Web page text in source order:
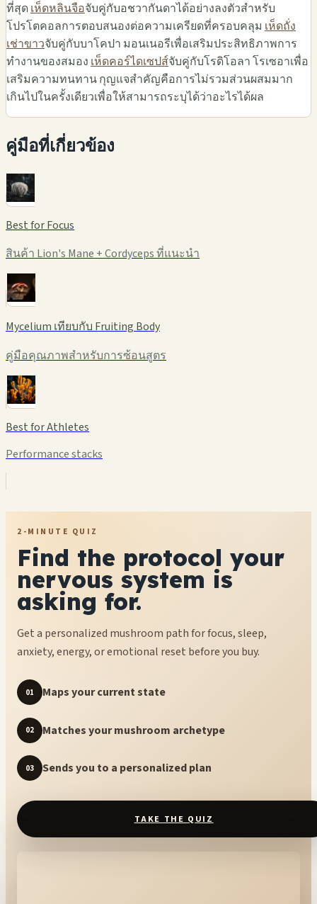
ที่สุดเห็ดหลินจือจับคู่กับอชวากันดาได้อย่างลงตัวสำหรับ
โปรโตคอลการตอบสนองต่อความเครียดที่ครอบคลุม เห็ดถั่ง
เช่าขาวจับคู่กับบาโคปา มอนเนอรีเพื่อเสริมประสิทธิภาพการ
ทำงานของสมอง เห็ดคอร์ไดเซปส์จับคู่กับโรดิโอลา โรเซอาเพื่อ
เสริมความทนทาน กุญแจสำคัญคือการไม่รวมส่วนผสมมาก
เกินไปในครั้งเดียวเพื่อให้สามารถระบุได้ว่าอะไรได้ผล
คู่มือที่เกี่ยวข้อง
Best for Focus
สินค้า Lion's Mane + Cordyceps ที่แนะนำ
Mycelium เทียบกับ Fruiting Body
คู่มือคุณภาพสำหรับการซ้อนสูตร
Best for Athletes
Performance stacks
2-MINUTE QUIZ
Find the protocol your
nervous system is
asking for.
Get a personalized mushroom path for focus, sleep,
anxiety, energy, or emotional reset before you buy.
01 Maps your current state
02 Matches your mushroom archetype
03 Sends you to a personalized plan
TAKE THE QUIZ